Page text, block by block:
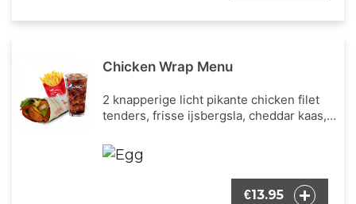
Chicken Wrap Menu
2 knapperige licht pikante chicken filet
tenders, frisse ijsbergsla, cheddar kaas,
wrap dressing. Inclusief een portie
Franse frietjes en een frisdrank naar
€13.95